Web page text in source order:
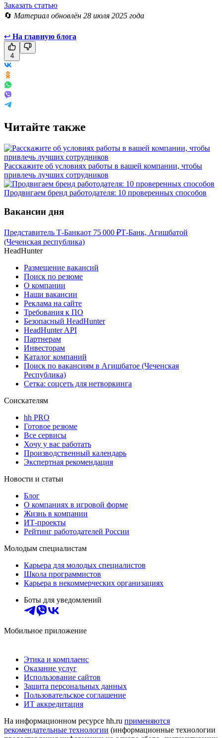
Заказать статью
🔄 Материал обновлён 28 июля 2025 года
↩ На главную блога
4
Читайте также
Расскажите об условиях работы в вашей компании, чтобы
привлечь лучших сотрудников
Продвигаем бренд работодателя: 10 проверенных способов
Вакансии дня
Представитель Т-Банкаот 75 000 ₽Т-Банк, Агишбатой
(Чеченская республика)
HeadHunter
Размещение вакансий
Поиск по резюме
О компании
Наши вакансии
Реклама на сайте
Требования к ПО
Безопасный HeadHunter
HeadHunter API
Партнерам
Инвесторам
Каталог компаний
Поиск по вакансиям в Агишбатое (Чеченская
Республика)
Сетка: соцсеть для нетворкинга
Соискателям
hh PRO
Готовое резюме
Все сервисы
Хочу у вас работать
Производственный календарь
Экспертная рекомендация
Новости и статьи
Блог
О компаниях в игровой форме
Жизнь в компании
ИТ-проекты
Рейтинг работодателей России
Молодым специалистам
Карьера для молодых специалистов
Школа программистов
Карьера в некоммерческих организациях
Боты для уведомлений
Мобильное приложение
Этика и комплаенс
Оказание услуг
Использование сайтов
Защита персональных данных
Пользовательское соглашение
ИТ аккредитация
На информационном ресурсе hh.ru применяются
рекомендательные технологии (информационные технологии